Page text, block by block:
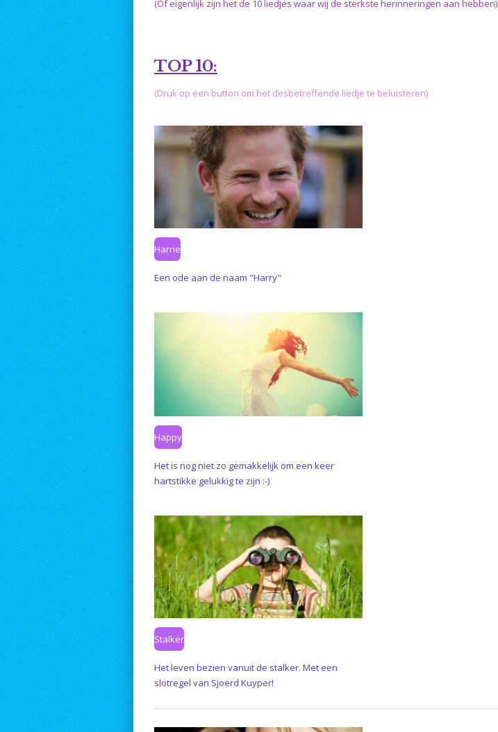
(Of eigenlijk zijn het de 10 liedjes waar wij de sterkste herinneringen aan hebben)
TOP 10:
(Druk op een button om het desbetreffende liedje te beluisteren)
Harrie
Een ode aan de naam "Harry"
Happy
Het is nog niet zo gemakkelijk om een keer
hartstikke gelukkig te zijn :-)
Stalker
Het leven bezien vanuit de stalker. Met een
slotregel van Sjoerd Kuyper!